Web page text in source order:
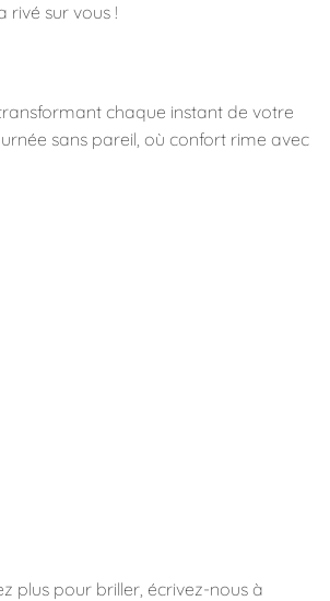
rivé sur vous !
chaque instant de votre
sans pareil, où confort rime avec
plus pour briller, écrivez-nous à